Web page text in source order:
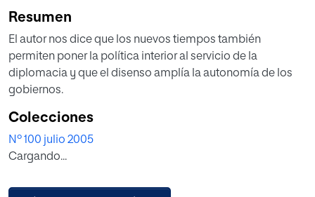
Resumen
El autor nos dice que los nuevos tiempos también
permiten poner la política interior al servicio de la
diplomacia y que el disenso amplía la autonomía de los
gobiernos.
Colecciones
Nº 100 julio 2005
Cargando...